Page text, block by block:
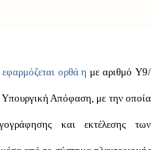
ορθά η με αριθμό Υ9/
Απόφαση, με την οποία
και εκτέλεσης των